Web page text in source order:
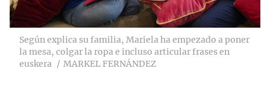
Según explica su familia, Mariela ha empezado a poner
la mesa, colgar la ropa e incluso articular frases en
euskera
MARKEL FERNÁNDEZ